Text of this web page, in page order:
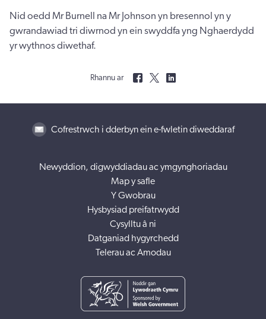
Nid oedd Mr Burnell na Mr Johnson yn bresennol yn y
gwrandawiad tri diwrnod yn ein swyddfa yng Nghaerdydd
yr wythnos diwethaf.
Rhannu ar
Cofrestrwch i dderbyn ein e-fwletin diweddaraf
Newyddion, digwyddiadau ac ymgynghoriadau
Map y safle
Y Gwobrau
Hysbysiad preifatrwydd
Cysylltu â ni
Datganiad hygyrchedd
Telerau ac Amodau